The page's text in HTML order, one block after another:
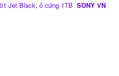
Jet Black, ổ cứng 1TB SONY VN